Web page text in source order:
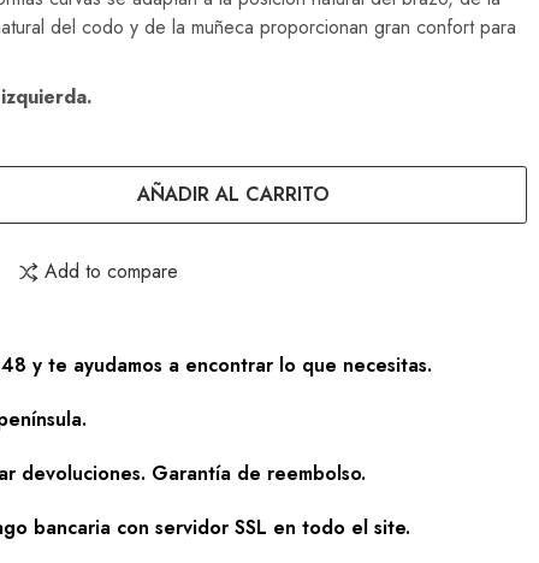
del codo y de la muñeca proporcionan gran confort para
AÑADIR AL CARRITO
Add to compare
y te ayudamos a encontrar lo que necesitas.
devoluciones. Garantía de reembolso.
bancaria con servidor SSL en todo el site.